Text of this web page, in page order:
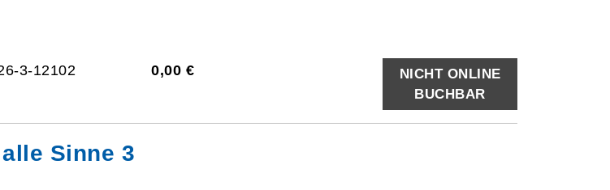
3-12102 0,00 €
NICHT ONLINE
BUCHBAR
Sinne 3